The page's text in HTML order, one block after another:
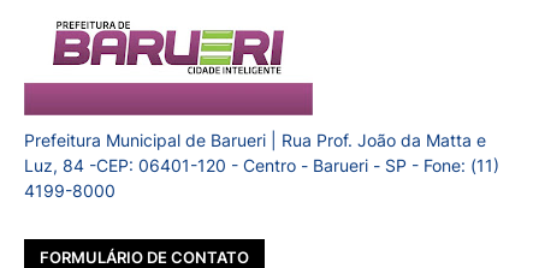
Prefeitura Municipal de Barueri | Rua Prof. João da Matta e
Luz, 84 -CEP: 06401-120 - Centro - Barueri - SP - Fone: (11)
4199-8000
FORMULÁRIO DE CONTATO